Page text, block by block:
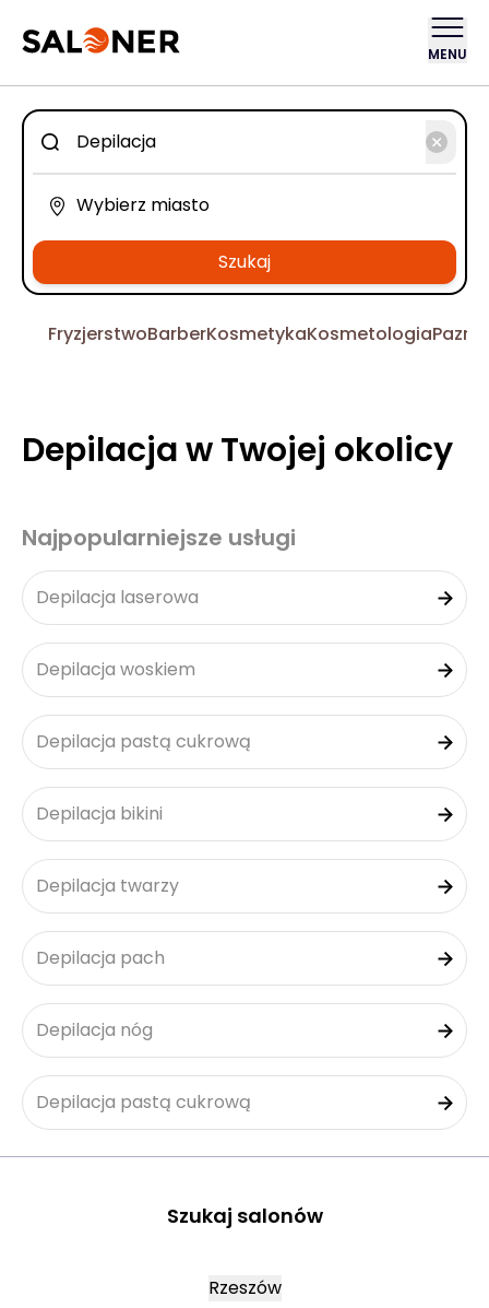
MENU
Szukaj
FryzjerstwoBarberKosmetykaKosmetologia
Depilacja w Twojej okolicy
Najpopularniejsze usługi
Depilacja laserowa
Depilacja woskiem
Depilacja pastą cukrową
Depilacja bikini
Depilacja twarzy
Depilacja pach
Depilacja nóg
Depilacja pastą cukrową
Szukaj salonów
Rzeszów